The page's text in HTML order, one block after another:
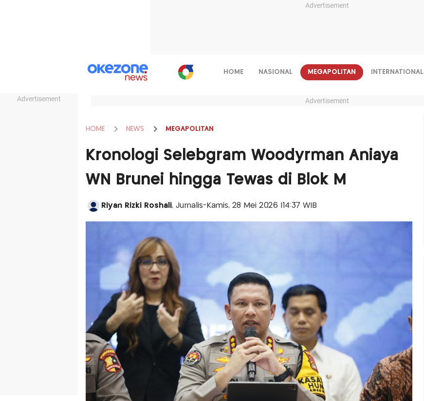
Advertisement
Advertisement
HOME NASIONAL MEGAPOLITAN INTERNATIONAL
Advertisement
HOME NEWS MEGAPOLITAN
Kronologi Selebgram Woodyrman Aniaya
WN Brunei hingga Tewas di Blok M
Riyan Rizki Roshali, Jurnalis-Kamis, 28 Mei 2026 |14:37 WIB